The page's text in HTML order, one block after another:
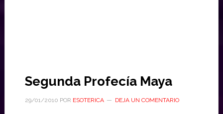
Segunda Profecía Maya
29/01/2010 POR ESOTERICA DEJA UN COMENTARIO